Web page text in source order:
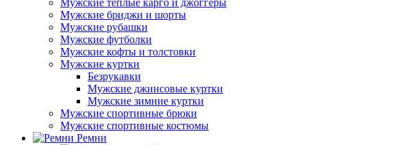
Мужские тёплые карго и джоггеры
Мужские бриджи и шорты
Мужские рубашки
Мужские футболки
Мужские кофты и толстовки
Мужские куртки
Безрукавки
Мужские джинсовые куртки
Мужские зимние куртки
Мужские спортивные брюки
Мужские спортивные костюмы
Ремни